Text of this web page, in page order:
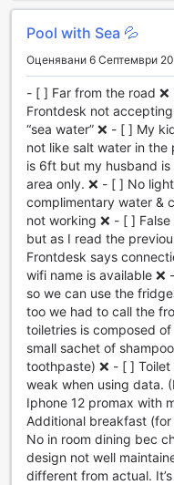
е идеалното място за
лукс и развлечения в
Спортни удобства в
Alfheim Pool Villa
спортни удобства,
всеки активен
идеалното място за
от времето навън.
кристално чиста
атмосфера за
на слънцето,
гледка към околната
освежаване след
Личният плаж на
на водните спортове.
различни активности,
или просто да се
се на звуците на
барът до басейна
коктейли, идеални за
ден. Alfheim Pool Villa
място за тези, които
релаксация в
Pool with Sea 💦
Оценявани 6 Септември
- [ ] Far from the road
Frontdesk not
“sea water” ❌ - [ ] My
not like salt water in the
is 6ft but my husband is
area only. ❌ - [ ] No
complimentary water &
not working ❌ - [ ]
but as I read the
Frontdesk says
wifi name is available
so we can use the
too we had to call the
toiletries is composed
small sachet of
toothpaste) ❌ - [ ]
weak when using data.
Iphone 12 promax with
Additional breakfast
No in room dining bec
design not well
different from actual.